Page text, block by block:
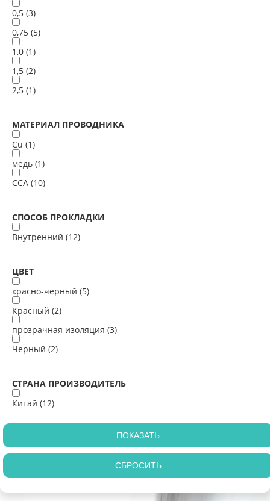
0,5 (3)
0,75 (5)
1,0 (1)
1,5 (2)
2,5 (1)
МАТЕРИАЛ ПРОВОДНИКА
Cu (1)
медь (1)
ССА (10)
СПОСОБ ПРОКЛАДКИ
Внутренний (12)
ЦВЕТ
красно-черный (5)
Красный (2)
прозрачная изоляция (3)
Черный (2)
СТРАНА ПРОИЗВОДИТЕЛЬ
Китай (12)